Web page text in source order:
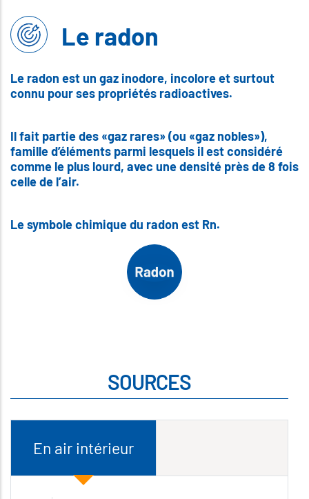
Le radon
Le radon est un gaz inodore, incolore et surtout
connu pour ses propriétés radioactives.
Il fait partie des «gaz rares» (ou «gaz nobles»),
famille d’éléments parmi lesquels il est considéré
comme le plus lourd, avec une densité près de 8 fois
celle de l’air.
Le symbole chimique du radon est Rn.
SOURCES
En air intérieur